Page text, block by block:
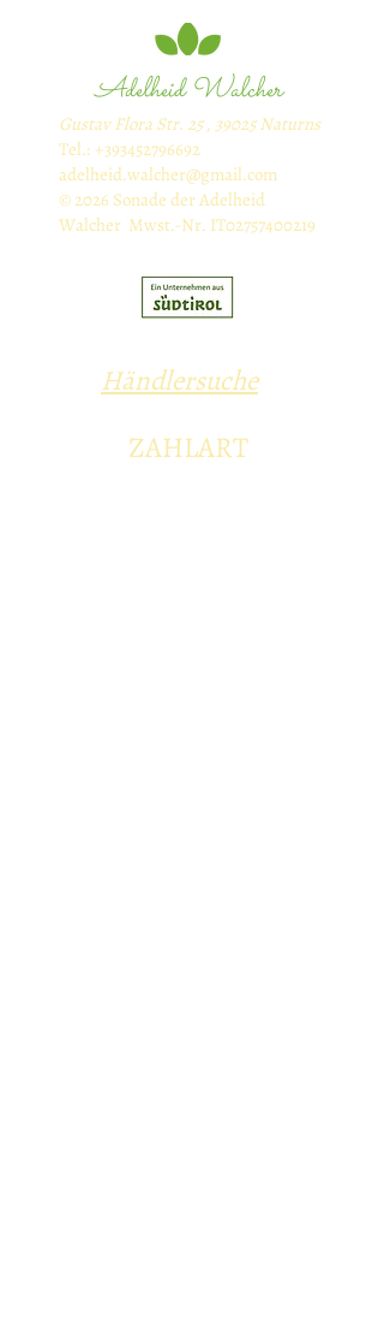
Adelheid Walcher
Gustav Flora Str. 25 , 39025 Naturns
Tel.: +393452796692
adelheid.walcher@gmail.com
© 2026 Sonade der Adelheid
Walcher Mwst.-Nr. IT02757400219
Händlersuche
ZAHLART